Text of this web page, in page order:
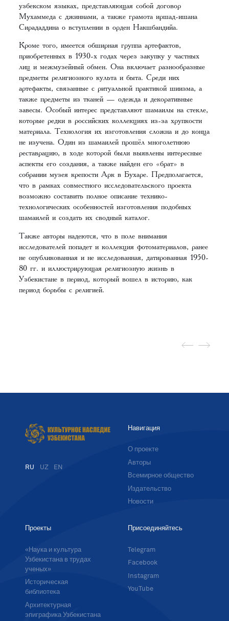
узбекском языках, представляющая собой договор
Мухаммеда с джиннами, а также грамота иршад-ишана
Сирададдина о вступлении в орден Накшбандийа.
Кроме того, имеется обширная группа артефактов,
приобретенных в 1930-х годах через закупку у частных
лиц и межмузейный обмен. Она включает разнообразные
предметы религиозного культа и быта. Среди них
артефакты, связанные с ритуальной практикой шиизма, а
также предметы из тканей — одежда и декоративные
завесы. Особый интерес представляют шамаилы на стекле,
которые редки в российских коллекциях из-за хрупкости
материала. Технология их изготовления сложна и до конца
не изучена. Один из шамаилей прошёл многолетнюю
реставрацию, в ходе которой были выявлены интересные
аспекты его создания, а также найден его «брат» в
собрании музея крепости Арк в Бухаре. Предполагается,
что в рамках совместного исследовательского проекта
возможно составить полное описание технико-
технологических особенностей изготовления подобных
шамаилей и создать их сводный каталог.
Также авторы надеются, что в поле внимания
исследователей попадет и коллекция фотоматериалов, ранее
не опубликованная и не исследованная, датированная 1950-
80 гг. и иллюстрирующая религиозную жизнь в
Узбекистане в период, который вошел в историю, как
период борьбы с религией.
RU UZ EN
Навигация
О проекте
Авторы
Всемирное общество
Издательство
Новости
Проекты
«Наука и культура
Узбекистана в трудах
ученых»
Историческая
библиотека
Архитектурная
эпиграфика Узбекистана
Присоединяйтесь
Telegram
Facebook
Instagram
YouTube